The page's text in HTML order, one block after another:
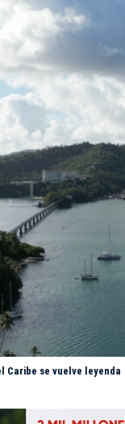
Caribe se vuelve leyenda